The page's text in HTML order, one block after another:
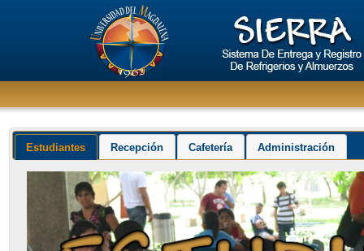
Estudiantes Recepción Cafetería Administración